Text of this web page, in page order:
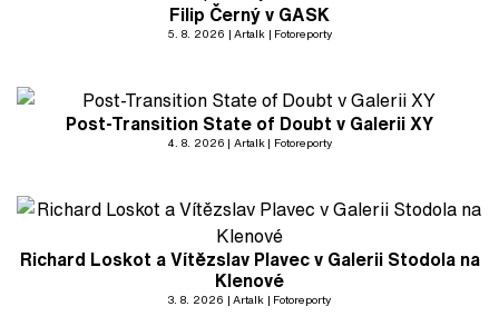
Filip Černý v GASK
5. 8. 2026 Artalk Fotoreporty
Post-Transition State of Doubt v Galerii XY
4. 8. 2026 Artalk Fotoreporty
Richard Loskot a Vítězslav Plavec v Galerii Stodola na
Klenové
3. 8. 2026 Artalk Fotoreporty